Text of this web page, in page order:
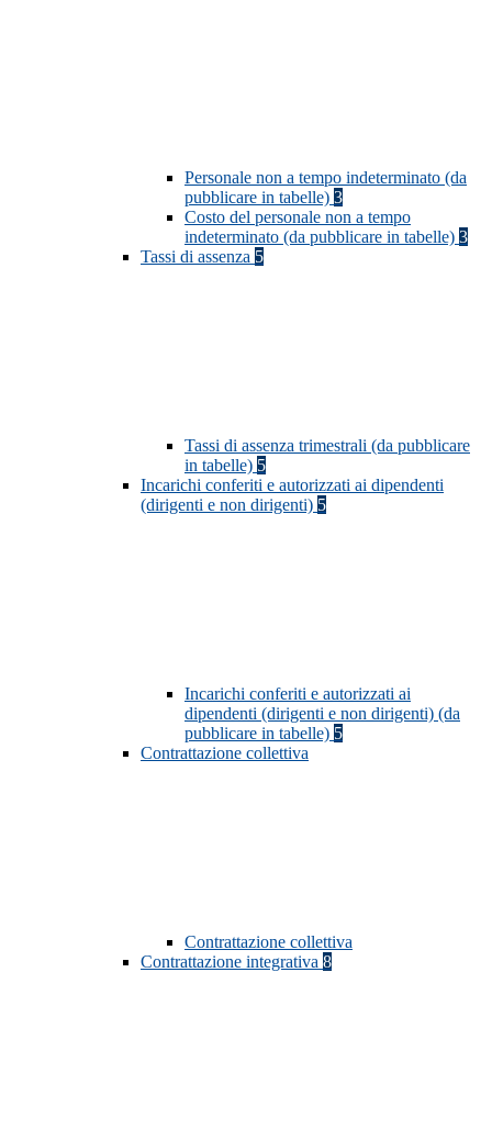
Personale non a tempo indeterminato (da
pubblicare in tabelle) 3
Costo del personale non a tempo
indeterminato (da pubblicare in tabelle) 3
Tassi di assenza 5
Tassi di assenza trimestrali (da pubblicare
in tabelle) 5
Incarichi conferiti e autorizzati ai dipendenti
(dirigenti e non dirigenti) 5
Incarichi conferiti e autorizzati ai
dipendenti (dirigenti e non dirigenti) (da
pubblicare in tabelle) 5
Contrattazione collettiva
Contrattazione collettiva
Contrattazione integrativa 8